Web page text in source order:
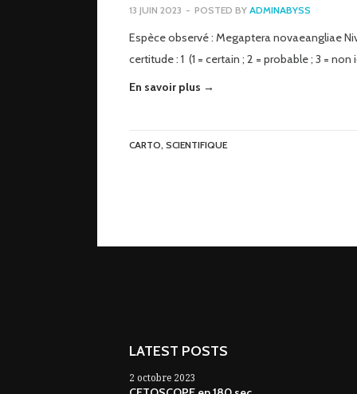
13 JUIN 2023 - POSTED BY ADMINABYSS
Espèce observé : Megaptera novaeangliae
certitude : 1 (1 = certain ; 2 = probable ; 3 =
En savoir plus →
CARTO, SCIENTIFIQUE
LATEST POSTS
2 octobre 2023